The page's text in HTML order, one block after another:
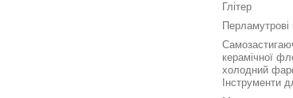
Глітер
Перламутрові
керамічної
холодний
Інструменти